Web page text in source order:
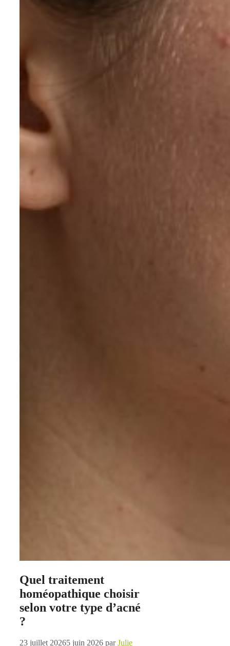
Quel traitement
homéopathique choisir
selon votre type d’acné
?
23 juillet 20265 juin 2026 parJulie